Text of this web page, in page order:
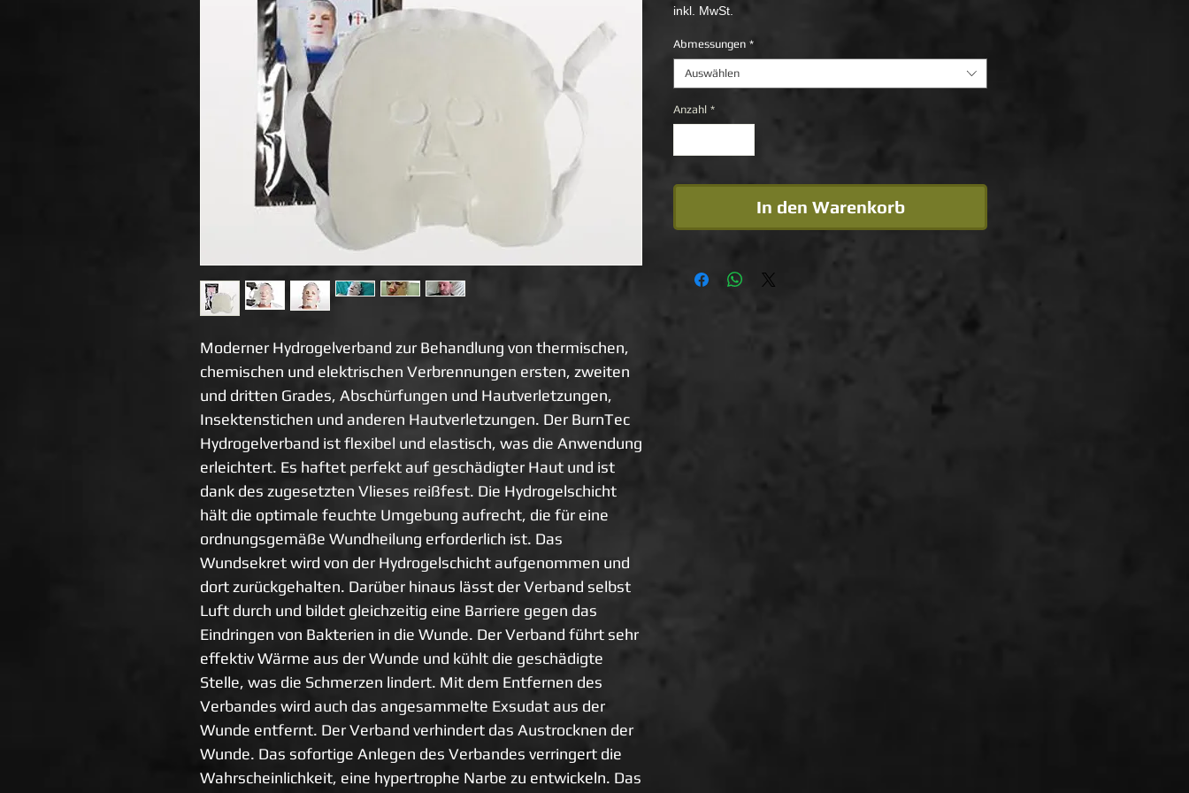
Moderner Hydrogelverband zur Behandlung von thermischen,
chemischen und elektrischen Verbrennungen ersten, zweiten
und dritten Grades, Abschürfungen und Hautverletzungen,
Insektenstichen und anderen Hautverletzungen. Der BurnTec
Hydrogelverband ist flexibel und elastisch, was die Anwendung
erleichtert. Es haftet perfekt auf geschädigter Haut und ist
dank des zugesetzten Vlieses reißfest. Die Hydrogelschicht
hält die optimale feuchte Umgebung aufrecht, die für eine
ordnungsgemäße Wundheilung erforderlich ist. Das
Wundsekret wird von der Hydrogelschicht aufgenommen und
dort zurückgehalten. Darüber hinaus lässt der Verband selbst
Luft durch und bildet gleichzeitig eine Barriere gegen das
Eindringen von Bakterien in die Wunde. Der Verband führt sehr
effektiv Wärme aus der Wunde und kühlt die geschädigte
Stelle, was die Schmerzen lindert. Mit dem Entfernen des
Verbandes wird auch das angesammelte Exsudat aus der
Wunde entfernt. Der Verband verhindert das Austrocknen der
Wunde. Das sofortige Anlegen des Verbandes verringert die
Wahrscheinlichkeit, eine hypertrophe Narbe zu entwickeln. Das
inkl. MwSt.
Abmessungen *
Auswählen
Anzahl *
In den Warenkorb